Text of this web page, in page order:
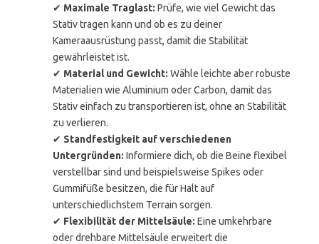
✔ Maximale Traglast: Prüfe, wie viel Gewicht das
Stativ tragen kann und ob es zu deiner
Kameraausrüstung passt, damit die Stabilität
gewährleistet ist.
✔ Material und Gewicht: Wähle leichte aber robuste
Materialien wie Aluminium oder Carbon, damit das
Stativ einfach zu transportieren ist, ohne an Stabilität
zu verlieren.
✔ Standfestigkeit auf verschiedenen
Untergründen: Informiere dich, ob die Beine flexibel
verstellbar sind und beispielsweise Spikes oder
Gummifüße besitzen, die für Halt auf
unterschiedlichstem Terrain sorgen.
✔ Flexibilität der Mittelsäule: Eine umkehrbare
oder drehbare Mittelsäule erweitert die